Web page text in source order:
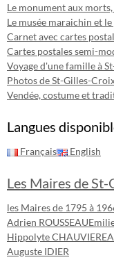
Le monument aux
Le musée maraichin et
Carnet avec cartes
Cartes postales semi-
Voyage d'une famille à
Photos de St-Gilles-
Vendée, costume et
Langues
Français English
Les Maires de
les Maires de 1795 à
Adrien ROUSSEAU
Hippolyte CHAUVIERE
Auguste IDIER